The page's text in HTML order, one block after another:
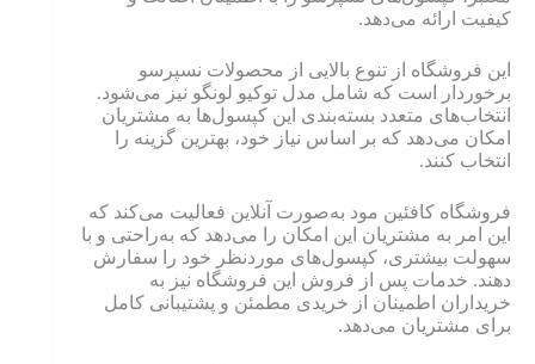
کیفیت ارائه می‌دهد.
این فروشگاه از تنوع بالایی از محصولات نسپرسو
برخوردار است که شامل مدل توکیو لونگو نیز می‌شود.
انتخاب‌های متعدد بسته‌بندی این کپسول‌ها به مشتریان
امکان می‌دهد که بر اساس نیاز خود، بهترین گزینه را
انتخاب کنند.
فروشگاه کافئین مود به‌صورت آنلاین فعالیت می‌کند که
این امر به مشتریان این امکان را می‌دهد که به‌راحتی و با
سهولت بیشتری، کپسول‌های موردنظر خود را سفارش
دهند. خدمات پس از فروش این فروشگاه نیز به
خریداران اطمینان از خریدی مطمئن و پشتیبانی کامل
برای مشتریان می‌دهد.